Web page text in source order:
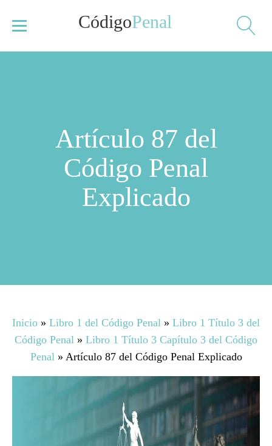
CódigoPenal
Artículo 87 del
Código Penal
Explicado
Inicio » Libro 1 del Código Penal » Libro 1 Título 3 del
Código Penal » Libro 1 Título 3 Capítulo 3 del Código
Penal» Artículo 87 del Código Penal Explicado